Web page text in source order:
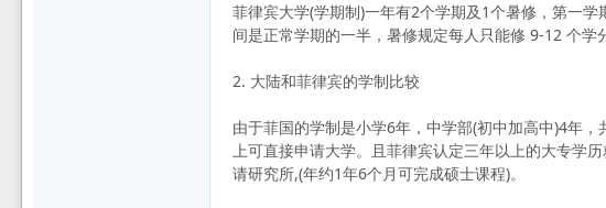
菲律宾大学(学期制)一年有2个学期及1个暑修，第一
间是正常学期的一半，暑修规定每人只能修 9-12 个学
2. 大陆和菲律宾的学制比较
由于菲国的学制是小学6年，中学部(初中加高中)4年
上可直接申请大学。且菲律宾认定三年以上的大专学
请研究所,(年约1年6个月可完成硕士课程)。